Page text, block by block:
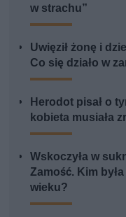
w strachu”
Uwięził żonę i
Co się działo w
Herodot pisał o
kobieta musiała
Wskoczyła w
Zamość. Kim
wieku?